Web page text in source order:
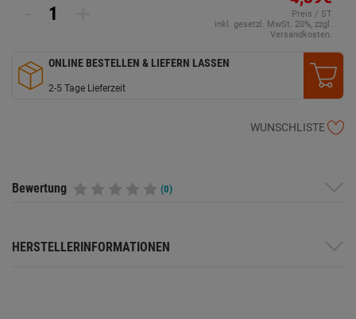
Preis / ST
inkl. gesetzl. MwSt. 20%, zzgl.
Versandkosten.
ONLINE BESTELLEN & LIEFERN LASSEN
2-5 Tage Lieferzeit
WUNSCHLISTE
Bewertung (0)
HERSTELLERINFORMATIONEN